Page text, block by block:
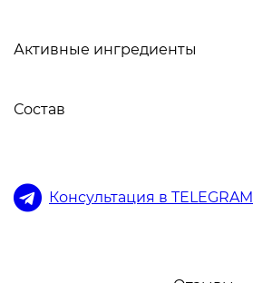
Активные ингредиенты
Состав
Консультация в TELEGRAM